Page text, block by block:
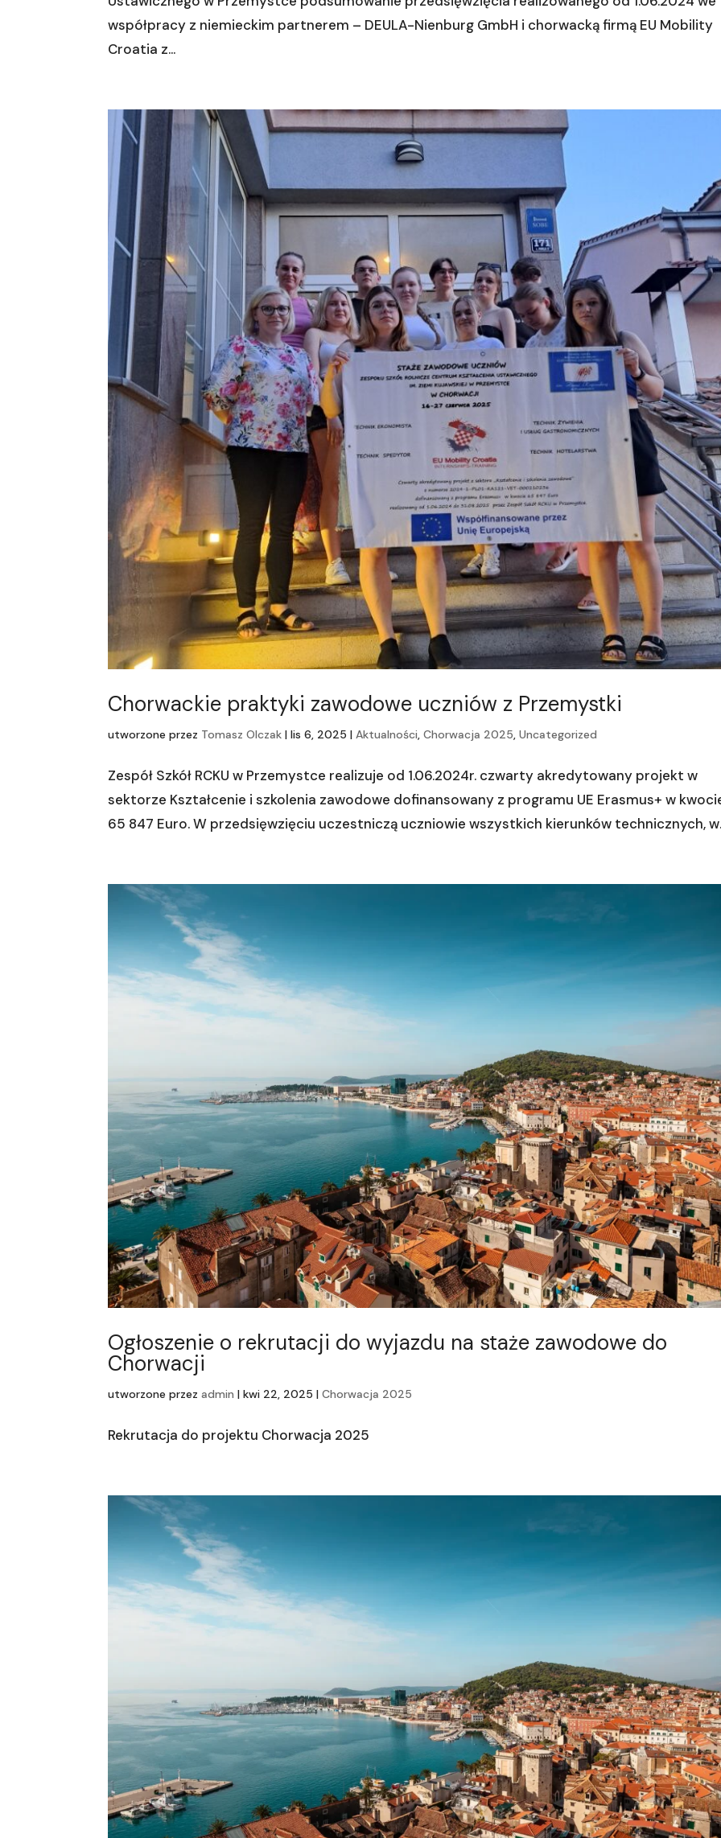
współpracy z niemieckim partnerem – DEULA-Nienburg GmbH i chorwacką firmą EU Mobility
Croatia z...
Chorwackie praktyki zawodowe uczniów z Przemystki
utworzone przez Tomasz Olczak |lis 6, 2025 |Aktualności,Chorwacja 2025,Uncategorized
Zespół Szkół RCKU w Przemystce realizuje od 1.06.2024r. czwarty akredytowany projekt w
sektorze Kształcenie i szkolenia zawodowe dofinansowany z programu UE Erasmus+ w
65 847 Euro. W przedsięwzięciu uczestniczą uczniowie wszystkich kierunków technicznych,
Ogłoszenie o rekrutacji do wyjazdu na staże zawodowe do
Chorwacji
utworzone przezadmin |kwi 22, 2025 |Chorwacja 2025
Rekrutacja do projektu Chorwacja 2025